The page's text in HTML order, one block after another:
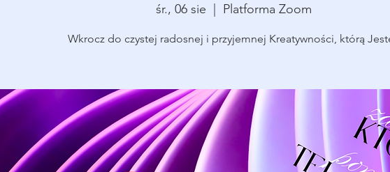
śr., 06 sie
  |
Platforma Zoom
Wkrocz do czystej radosnej i przyjemnej Kreatywności, którą